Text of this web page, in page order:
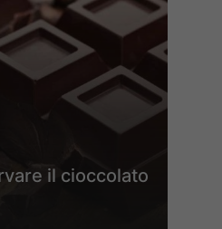
il cioccolato